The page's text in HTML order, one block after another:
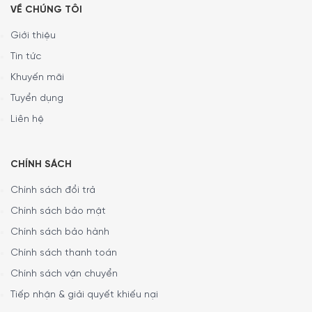
khảo thông tin chi tiết về hình ảnh kích thước lắp đặt của
máy hút mùi áp tường Siemens LC77BHM50 iQ300 do
hãng cung cấp:
VỀ CHÚNG TÔI
Giới thiệu
Tin tức
Khuyến mãi
Tuyển dụng
Liên hệ
CHÍNH SÁCH
Chính sách đổi trả
Chính sách bảo mật
Chính sách bảo hành
Chính sách thanh toán
Chính sách vận chuyển
Tiếp nhận & giải quyết khiếu nại